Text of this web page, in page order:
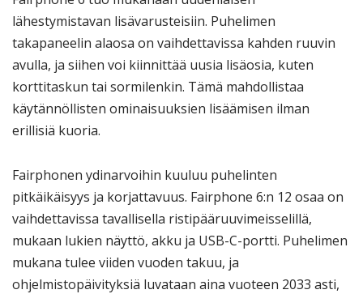
lähestymistavan lisävarusteisiin. Puhelimen
takapaneelin alaosa on vaihdettavissa kahden ruuvin
avulla, ja siihen voi kiinnittää uusia lisäosia, kuten
korttitaskun tai sormilenkin. Tämä mahdollistaa
käytännöllisten ominaisuuksien lisäämisen ilman
erillisiä kuoria.
Fairphonen ydinarvoihin kuuluu puhelinten
pitkäikäisyys ja korjattavuus. Fairphone 6:n 12 osaa on
vaihdettavissa tavallisella ristipääruuvimeisselillä,
mukaan lukien näyttö, akku ja USB-C-portti. Puhelimen
mukana tulee viiden vuoden takuu, ja
ohjelmistopäivityksiä luvataan aina vuoteen 2033 asti,